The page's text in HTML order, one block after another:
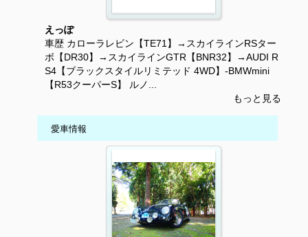
えっぽ
車歴 カローラレビン【TE71】→スカイラインRSター
ボ【DR30】→スカイラインGTR【BNR32】→AUDI R
S4【ブラックスタイルリミテッド 4WD】-BMWmini
【R53クーパーS】 ルノ...
もっと見る
愛車情報